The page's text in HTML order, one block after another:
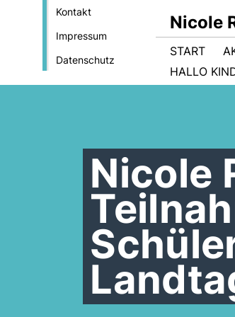
Kontakt
Impressum
Datenschutz
Nicole
START
HALLO
Nicole